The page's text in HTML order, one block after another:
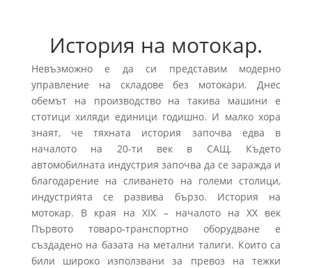
История на мотокар.
Невъзможно е да си представим модерно
управление на складове без мотокари. Днес
обемът на производство на такива машини е
стотици хиляди единици годишно. И малко хора
знаят, че тяхната история започва едва в
началото на 20-ти век в САЩ. Където
автомобилната индустрия започва да се заражда и
благодарение на сливането на големи столици,
индустрията се развива бързо. История на
мотокар. В края на XIX – началото на XX век
Първото товаро-транспортно оборудване е
създадено на базата на метални талиги. Които са
били широко използвани за превоз на тежки